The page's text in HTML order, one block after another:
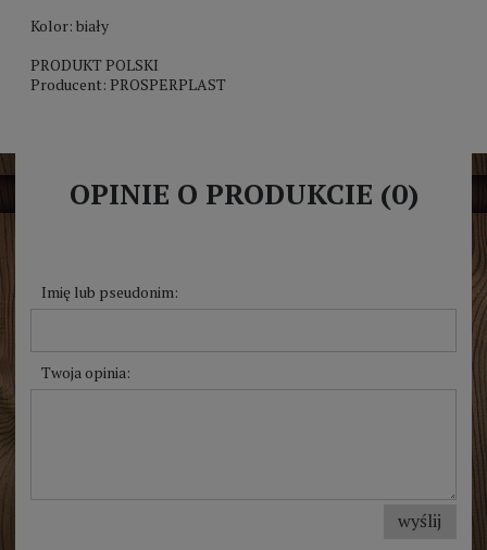
Kolor: biały
PRODUKT POLSKI
Producent: PROSPERPLAST
OPINIE O PRODUKCIE (0)
Imię lub pseudonim:
Twoja opinia:
wyślij